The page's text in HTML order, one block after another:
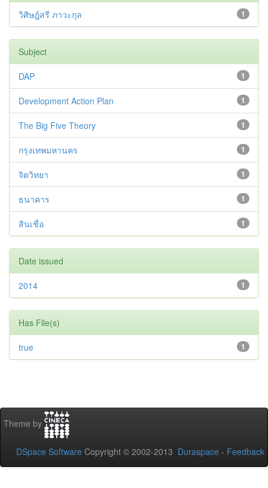
1
วิศิษฎ์สรี ภาวะกุล
Subject
1
DAP
1
Development Action Plan
1
The Big Five Theory
1
กรุงเทพมหานคร
1
จิตวิทยา
1
ธนาคาร
1
สินเชื่อ
Date issued
1
2014
Has File(s)
1
true
Theme by
DSpace Software Copyright © 2002-2013 Duraspace - Feedback